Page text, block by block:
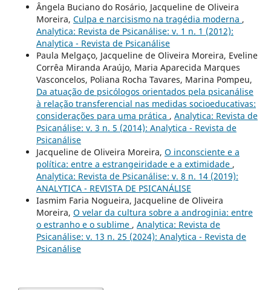
Ângela Buciano do Rosário, Jacqueline de Oliveira
Moreira, Culpa e narcisismo na tragédia moderna ,
Analytica: Revista de Psicanálise: v. 1 n. 1 (2012):
Analytica - Revista de Psicanálise
Paula Melgaço, Jacqueline de Oliveira Moreira, Eveline
Corrêa Miranda Araújo, Maria Aparecida Marques
Vasconcelos, Poliana Rocha Tavares, Marina Pompeu,
Da atuação de psicólogos orientados pela psicanálise
à relação transferencial nas medidas socioeducativas:
considerações para uma prática , Analytica: Revista de
Psicanálise: v. 3 n. 5 (2014): Analytica - Revista de
Psicanálise
Jacqueline de Oliveira Moreira, O inconsciente e a
política: entre a estrangeiridade e a extimidade ,
Analytica: Revista de Psicanálise: v. 8 n. 14 (2019):
ANALYTICA - REVISTA DE PSICANÁLISE
Iasmim Faria Nogueira, Jacqueline de Oliveira
Moreira, O velar da cultura sobre a androginia: entre
o estranho e o sublime , Analytica: Revista de
Psicanálise: v. 13 n. 25 (2024): Analytica - Revista de
Psicanálise